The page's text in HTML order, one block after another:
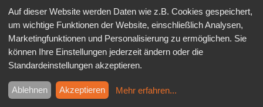
Auf dieser Website werden Daten wie z.B. Cookies gespeichert,
um wichtige Funktionen der Website, einschließlich Analysen,
Marketingfunktionen und Personalisierung zu ermöglichen. Sie
können Ihre Einstellungen jederzeit ändern oder die
Standardeinstellungen akzeptieren.
Ablehnen Akzeptieren Mehr erfahren...